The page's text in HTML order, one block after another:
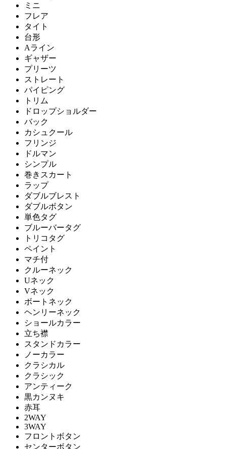
ミニ
フレア
タイト
台形
Aライン
ギャザー
プリーツ
ストレート
パイピング
トリム
ドロップショルダー
バック
カシュクール
フリンジ
ドルマン
シンプル
巻きスカート
ラップ
ダブルブレスト
ダブルボタン
単色タグ
ブルーバータグ
トリコタグ
ペイント
マチ付
クルーネック
Uネック
Vネック
ボートネック
ヘンリーネック
ショールカラー
立ち襟
スタンドカラー
ノーカラー
クラシカル
クラシック
アンティーク
黒カンヌキ
赤耳
2WAY
3WAY
フロントボタン
センターボタン